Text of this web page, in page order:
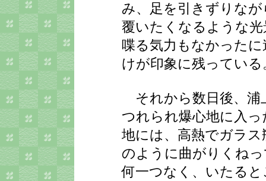
み、足を引きずりな
覆いたくなるような
喋る気力もなかった
けが印象に残っている
それから数日後、浦
つれられ爆心地に入
地には、高熱でガラ
のように曲がりくね
何一つなく、いたる